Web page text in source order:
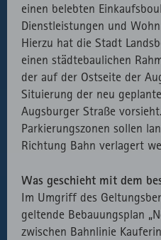
einen belebten
Dienstleistungen und
Hierzu hat die Stadt
einen städtebaulichen
der auf der Ostseite der
Situierung der neu
Augsburger Straße
Parkierungszonen sollen
Richtung Bahn verlagert
Was geschieht mit dem
Im Umgriff des
geltende Bebauungsplan
zwischen Bahnlinie